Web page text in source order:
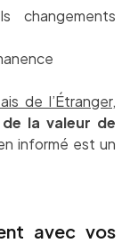
changements
de l’Étranger,
la valeur de
informé est un
avec vos